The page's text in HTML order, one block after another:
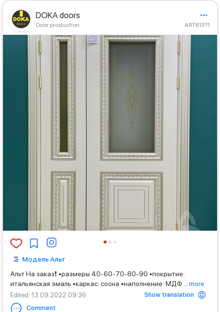
DOKA doors
Door production ART61311
Модель Альт
Альт На заказ❗️ •размеры 40-60-70-80-90 •покрытие:
итальянская эмаль •каркас: сосна •наполнение: МДФ
more
Edited: 13.09.2022 09:36
Show translation
Comment